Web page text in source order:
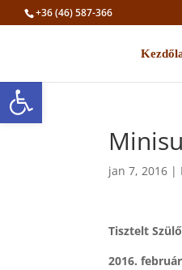
Eszköztár megnyitása
+36 (46) 587-366
jan 7, 2016 |
Tisztelt
2016.